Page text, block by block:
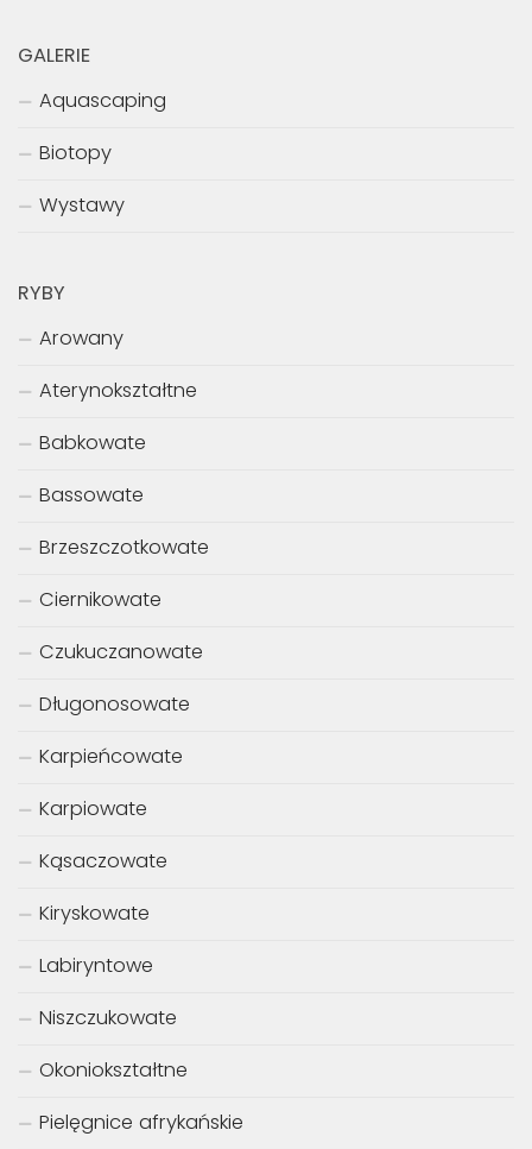
GALERIE
Aquascaping
Biotopy
Wystawy
RYBY
Arowany
Aterynokształtne
Babkowate
Bassowate
Brzeszczotkowate
Ciernikowate
Czukuczanowate
Długonosowate
Karpieńcowate
Karpiowate
Kąsaczowate
Kiryskowate
Labiryntowe
Niszczukowate
Okoniokształtne
Pielęgnice afrykańskie